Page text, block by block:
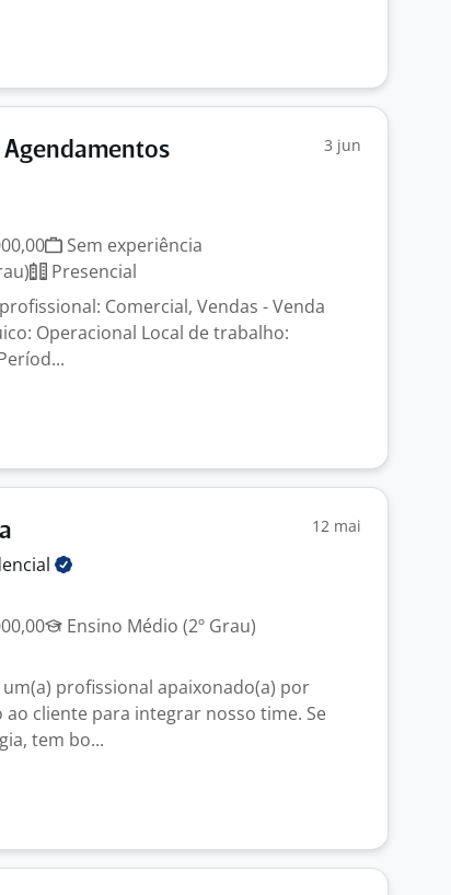
Agendamentos 3 jun
Sem experiência
Presencial
Comercial, Vendas - Venda
Operacional Local de trabalho:
12 mai
Ensino Médio (2º Grau)
profissional apaixonado(a) por
cliente para integrar nosso time. Se
tem bo...